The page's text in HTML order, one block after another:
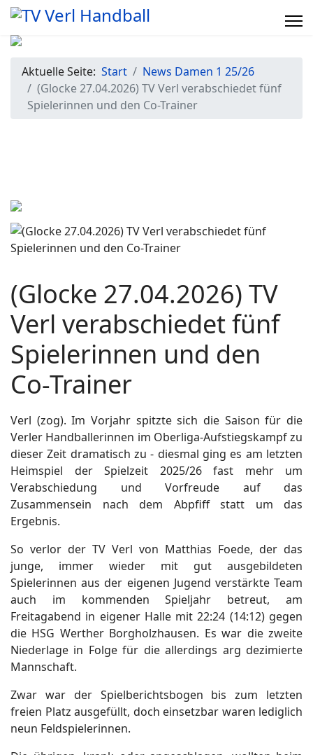
Aktuelle Seite: Start
News Damen 1 25/26
(Glocke 27.04.2026) TV Verl verabschiedet fünf
Spielerinnen und den Co-Trainer
(Glocke 27.04.2026) TV
Verl verabschiedet fünf
Spielerinnen und den
Co-Trainer
Verl (zog). Im Vorjahr spitzte sich die Saison für die
Verler Handballerinnen im Oberliga-Aufstiegskampf zu
dieser Zeit dramatisch zu - diesmal ging es am letzten
Heimspiel der Spielzeit 2025/26 fast mehr um
Verabschiedung und Vorfreude auf das
Zusammensein nach dem Abpfiff statt um das
Ergebnis.
So verlor der TV Verl von Matthias Foede, der das
junge, immer wieder mit gut ausgebildeten
Spielerinnen aus der eigenen Jugend verstärkte Team
auch im kommenden Spieljahr betreut, am
Freitagabend in eigener Halle mit 22:24 (14:12) gegen
die HSG Werther Borgholzhausen. Es war die zweite
Niederlage in Folge für die allerdings arg dezimierte
Mannschaft.
Zwar war der Spielberichtsbogen bis zum letzten
freien Platz ausgefüllt, doch einsetzbar waren lediglich
neun Feldspielerinnen.